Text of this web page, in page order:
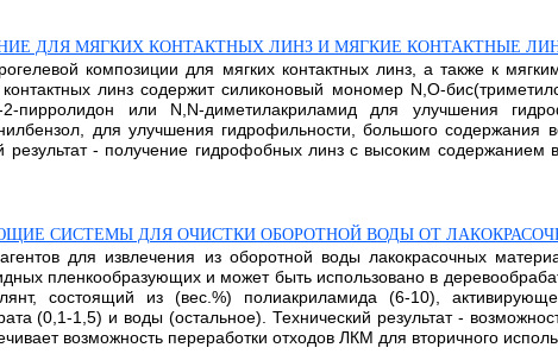
ДЛЯ МЯГКИХ КОНТАКТНЫХ ЛИНЗ И МЯГКИЕ КОНТАКТНЫЕ
композиции для мягких контактных линз, а также к
линз содержит силиконовый мономер N,O-
пирролидон или N,N-диметилакриламид для улучшения
для улучшения гидрофильности, большого
результат - получение гидрофобных линз с высоким
СИСТЕМЫ ДЛЯ ОЧИСТКИ ОБОРОТНОЙ ВОДЫ ОТ
для извлечения из оборотной воды лакокрасочных
пленкообразующих и может быть использовано в
состоящий из (вес.%) полиакриламида (6-10),
(0,1-1,5) и воды (остальное). Технический результат -
возможность переработки отходов ЛКМ для вторичного